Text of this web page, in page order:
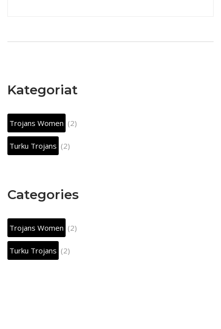
Kategoriat
Trojans Women (2)
Turku Trojans (2)
Categories
Trojans Women (2)
Turku Trojans (2)